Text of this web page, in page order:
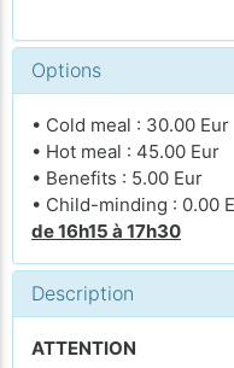
Options
• Cold meal : 30.00 Eur
• Hot meal : 45.00 Eur
• Benefits : 5.00 Eur
• Child-minding : 0.00
de 16h15 à 17h30
Description
ATTENTION